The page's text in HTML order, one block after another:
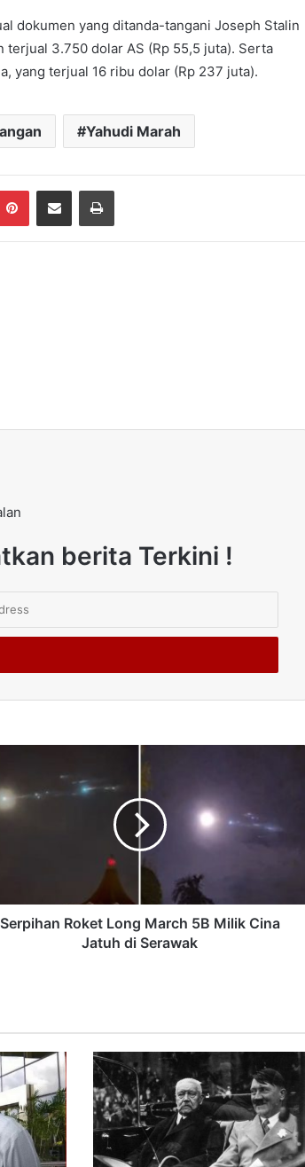
dokumen yang ditanda-tangani Joseph Stalin
3.750 dolar AS (Rp 55,5 juta). Serta
yang terjual 16 ribu dolar (Rp 237 juta).
Yahudi Marah
PinterestShare via Email Print
berita Terkini !
Serpihan Roket Long March 5B Milik Cina
Jatuh di Serawak